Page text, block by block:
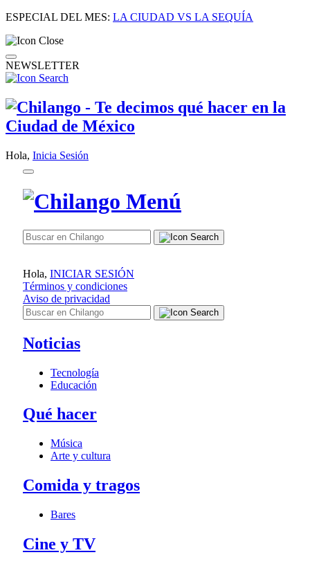
ESPECIAL DEL MES: LA CIUDAD VS LA SEQUÍA
NEWSLETTER
Hola, Inicia Sesión
Hola, INICIAR SESIÓN
Términos y condiciones
Aviso de privacidad
Noticias
Tecnología
Educación
Qué hacer
Música
Arte y cultura
Comida y tragos
Bares
Cine y TV